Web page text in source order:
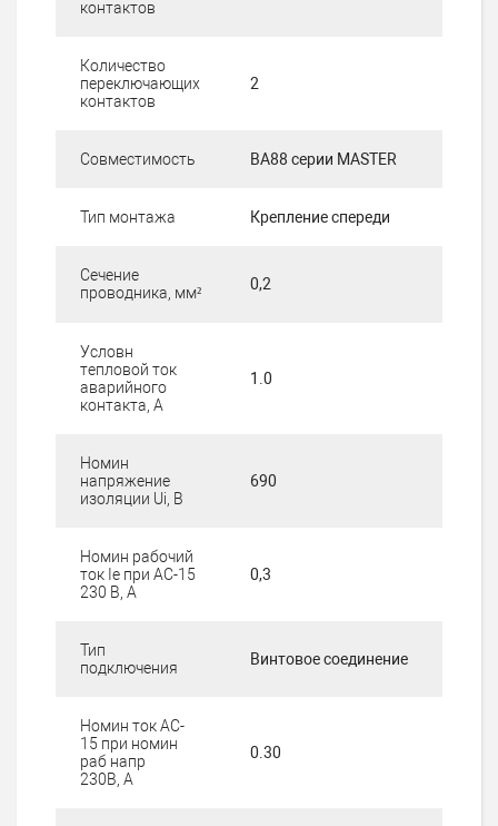
контактов
Количество
переключающих
контактов
2
Совместимость ВА88 серии MASTER
Тип монтажа Крепление спереди
Сечение
проводника, мм²
0,2
Условн
тепловой ток
аварийного
контакта, А
1.0
Номин
напряжение
изоляции Ui, В
690
Номин рабочий
ток Ie при AC-15
230 В, А
0,3
Тип
подключения
Винтовое соединение
Номин ток AC-
15 при номин
раб напр
230В, А
0.30